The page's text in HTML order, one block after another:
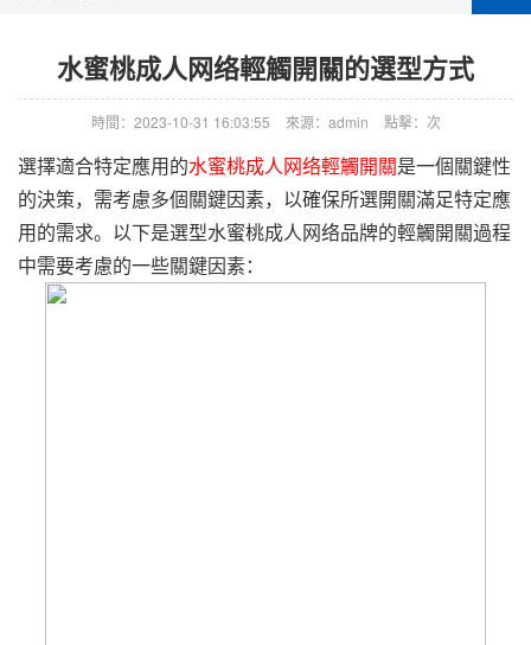
水蜜桃成人网络輕觸開關的選型方式
時間：2023-10-31 16:03:55 來源：admin 點擊： 次
選擇適合特定應用的水蜜桃成人网络輕觸開關是一個關鍵性
的決策，需考慮多個關鍵因素，以確保所選開關滿足特定應
用的需求。以下是選型水蜜桃成人网络品牌的輕觸開關過程
中需要考慮的一些關鍵因素：